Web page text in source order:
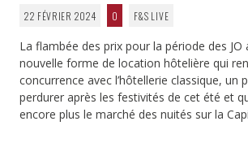
22 FÉVRIER 2024 0 F&S LIVE
La flambée des prix pour la période des JO
nouvelle forme de location hôtelière qui
concurrence avec l’hôtellerie classique, un
perdurer après les festivités de cet été et
encore plus le marché des nuités sur la